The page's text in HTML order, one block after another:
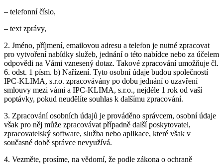
– telefonní číslo,
– text zprávy,
2. Jméno, příjmení, emailovou adresu a telefon je nutné zpracovat
pro vytvoření nabídky služeb, jednání o této nabídce nebo za účelem
odpovědi na Vámi vznesený dotaz. Takové zpracování umožňuje čl.
6. odst. 1 písm. b) Nařízení. Tyto osobní údaje budou společností
IPC-KLIMA, s.r.o. zpracovávány po dobu jednání o uzavření
smlouvy mezi vámi a IPC-KLIMA, s.r.o., nejdéle 1 rok od vaší
poptávky, pokud neudělíte souhlas k dalšímu zpracování.
3. Zpracování osobních údajů je prováděno správcem, osobní údaje
však pro něj může zpracovávat případně další poskytovatel,
zpracovatelský software, služba nebo aplikace, které však v
současné době správce nevyužívá.
4. Vezměte, prosíme, na vědomí, že podle zákona o ochraně